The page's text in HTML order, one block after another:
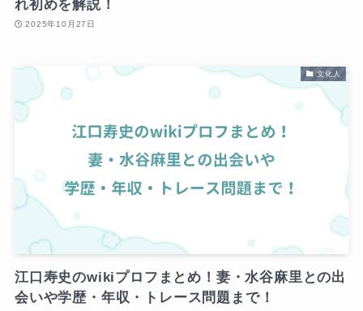
れ初めを解説！
2025年10月27日
文化人
江口寿史のwikiプロフまとめ！妻・水谷麻里との出
会いや学歴・年収・トレース問題まで！